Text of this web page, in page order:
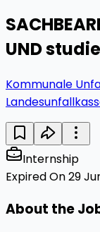
UND
Kommunale
Internship
Expired On 29
About the